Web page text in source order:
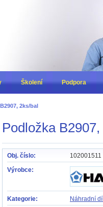
2ks/bal
Podložka
Obj. číslo:
102001511
Výrobce:
Kategorie:
Náhradní
Školení Podpora